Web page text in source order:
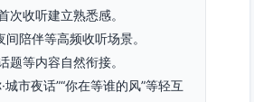
收听建立熟悉感。
陪伴等高频收听场景。
等内容自然衔接。
市夜话”“你在等谁的风”等轻互